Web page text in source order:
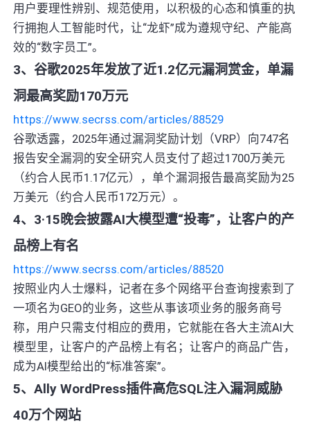
用户要理性辨别、规范使用，以积极的心态和慎重的执
行拥抱人工智能时代，让“龙虾”成为遵规守纪、产能高
效的“数字员工”。
3、谷歌2025年发放了近1.2亿元漏洞赏金，单漏
洞最高奖励170万元
https://www.secrss.com/articles/88529
谷歌透露，2025年通过漏洞奖励计划（VRP）向747名
报告安全漏洞的安全研究人员支付了超过1700万美元
（约合人民币1.17亿元），单个漏洞报告最高奖励为25
万美元（约合人民币172万元）。
4、3·15晚会披露AI大模型遭“投毒”，让客户的产
品榜上有名
https://www.secrss.com/articles/88520
按照业内人士爆料，记者在多个网络平台查询搜索到了
一项名为GEO的业务，这些从事该项业务的服务商号
称，用户只需支付相应的费用，它就能在各大主流AI大
模型里，让客户的产品榜上有名；让客户的商品广告，
成为AI模型给出的“标准答案”。
5、Ally WordPress插件高危SQL注入漏洞威胁
40万个网站